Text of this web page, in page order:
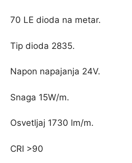
70 LE dioda na metar.
Tip dioda 2835.
Napon napajanja 24V.
Snaga 15W/m.
Osvetljaj 1730 lm/m.
CRI >90